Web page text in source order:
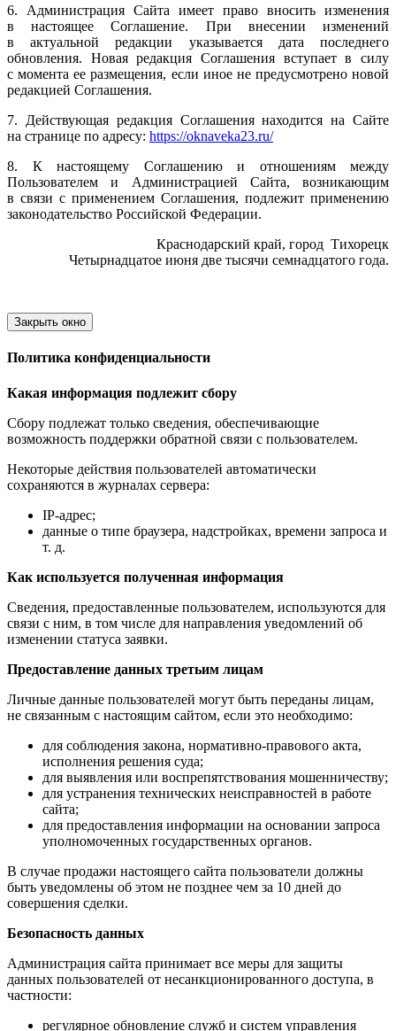
6. Администрация Сайта имеет право вносить изменения
в настоящее Соглашение. При внесении изменений
в актуальной редакции указывается дата последнего
обновления. Новая редакция Соглашения вступает в силу
с момента ее размещения, если иное не предусмотрено новой
редакцией Соглашения.
7. Действующая редакция Соглашения находится на Сайте
на странице по адресу: https://oknaveka23.ru/
8. К настоящему Соглашению и отношениям между
Пользователем и Администрацией Сайта, возникающим
в связи с применением Соглашения, подлежит применению
законодательство Российской Федерации.
Краснодарский край, город Тихорецк
Четырнадцатое июня две тысячи семнадцатого года.
Закрыть окно
Политика конфиденциальности
Какая информация подлежит сбору
Сбору подлежат только сведения, обеспечивающие
возможность поддержки обратной связи с пользователем.
Некоторые действия пользователей автоматически
сохраняются в журналах сервера:
IP-адрес;
данные о типе браузера, надстройках, времени запроса и
т. д.
Как используется полученная информация
Сведения, предоставленные пользователем, используются для
связи с ним, в том числе для направления уведомлений об
изменении статуса заявки.
Предоставление данных третьим лицам
Личные данные пользователей могут быть переданы лицам,
не связанным с настоящим сайтом, если это необходимо:
для соблюдения закона, нормативно-правового акта,
исполнения решения суда;
для выявления или воспрепятствования мошенничеству;
для устранения технических неисправностей в работе
сайта;
для предоставления информации на основании запроса
уполномоченных государственных органов.
В случае продажи настоящего сайта пользователи должны
быть уведомлены об этом не позднее чем за 10 дней до
совершения сделки.
Безопасность данных
Администрация сайта принимает все меры для защиты
данных пользователей от несанкционированного доступа, в
частности:
регулярное обновление служб и систем управления